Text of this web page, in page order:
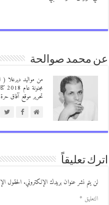
محمد صوالحة
من مواليد ديرعلا (
تحرير موقع آفاق حرة
تعليقاً
يتم نشر عنوان بريدك الإلكتروني.الحقول
*